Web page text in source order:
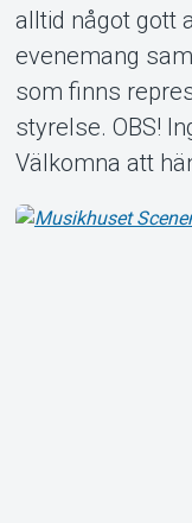
alltid något gott
evenemang
som finns
styrelse. OBS!
Välkomna att